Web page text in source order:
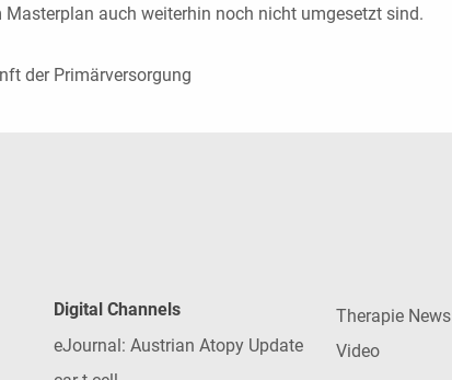
Masterplan auch weiterhin noch nicht umgesetzt sind.
der Primärversorgung
Digital Channels
eJournal: Austrian Atopy Update
Therapie News
Video